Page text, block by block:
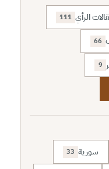
الرأي 111
66
9
سورية 33